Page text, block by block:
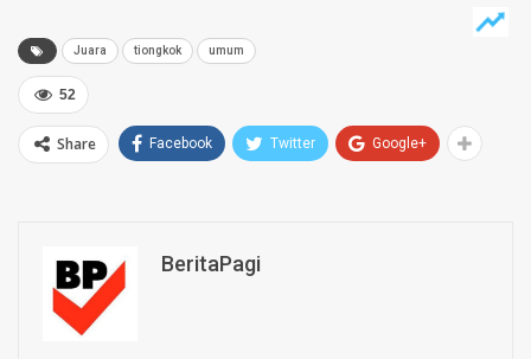
Juara tiongkok umum
52
Share Facebook Twitter Google+
BeritaPagi